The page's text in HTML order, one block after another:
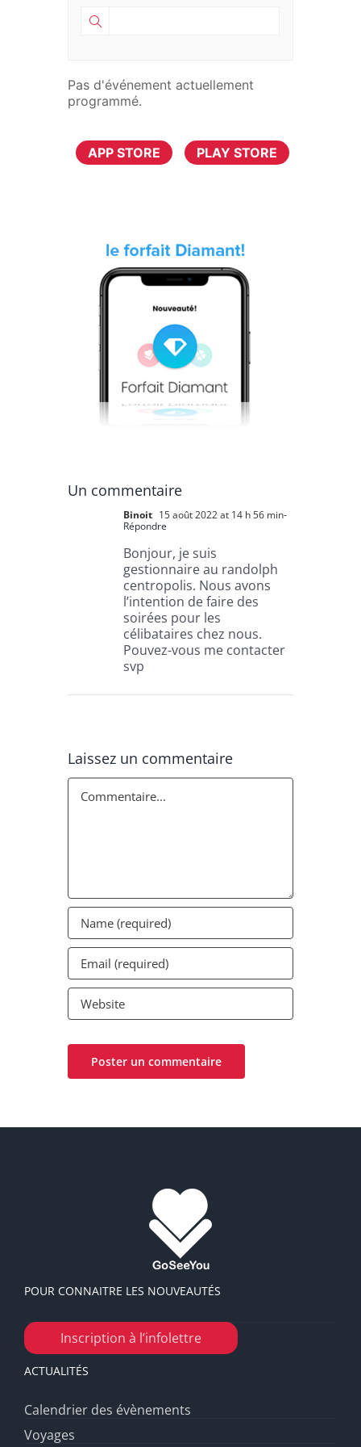
Pas d'événement actuellement
programmé.
APP STORE PLAY STORE
Un commentaire
Binoit 15 août 2022 at 14 h 56 min-
Répondre
Bonjour, je suis
gestionnaire au randolph
centropolis. Nous avons
l’intention de faire des
soirées pour les
célibataires chez nous.
Pouvez-vous me contacter
svp
Laissez un commentaire
Commentaire
POUR CONNAITRE LES NOUVEAUTÉS
Inscription à l’infolettre
ACTUALITÉS
Calendrier des évènements
Voyages